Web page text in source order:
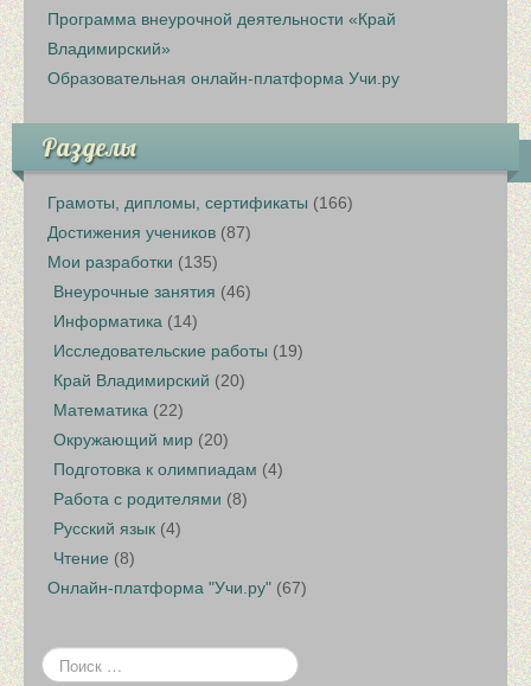
Программа внеурочной деятельности «Край
Владимирский»
Образовательная онлайн-платформа Учи.ру
Разделы
Грамоты, дипломы, сертификаты (166)
Достижения учеников (87)
Мои разработки (135)
Внеурочные занятия (46)
Информатика (14)
Исследовательские работы (19)
Край Владимирский (20)
Математика (22)
Окружающий мир (20)
Подготовка к олимпиадам (4)
Работа с родителями (8)
Русский язык (4)
Чтение (8)
Онлайн-платформа "Учи.ру" (67)